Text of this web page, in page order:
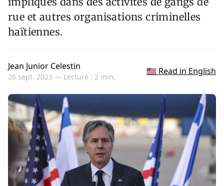
rue et autres organisations criminelles
haïtiennes.
Jean Junior Celestin
26 sept. 2023 — Lecture : 2 min.
🇺🇸 Read in English